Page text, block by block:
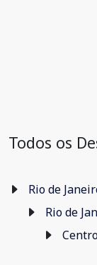
Todos os
Rio de
Rio de